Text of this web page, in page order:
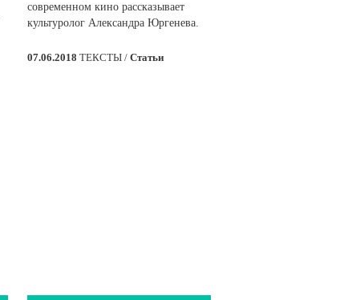
современном кино рассказывает
культуролог Александра Юргенева.
07.06.2018 ТЕКСТЫ / Статьи